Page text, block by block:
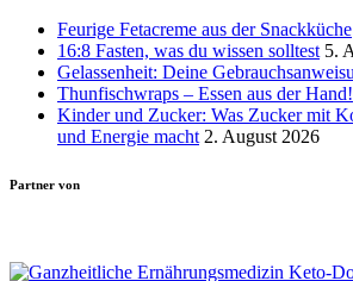
Feurige Fetacreme aus der Snackküche
16:8 Fasten, was du wissen solltest 5.
Gelassenheit: Deine
Thunfischwraps – Essen aus der Hand!
Kinder und Zucker: Was Zucker mit
und Energie macht 2. August 2026
Partner von